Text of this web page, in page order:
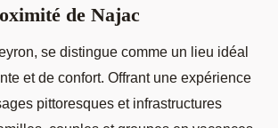
de Najac
se distingue comme un lieu idéal
et de confort. Offrant une expérience
pittoresques et infrastructures